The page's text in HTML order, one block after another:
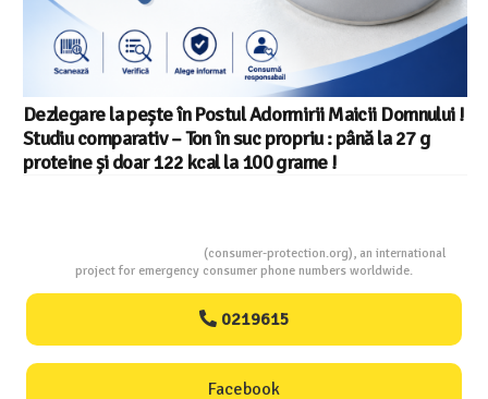
(consumer-protection.org), an international
project for emergency consumer phone numbers worldwide.
0219615
Facebook